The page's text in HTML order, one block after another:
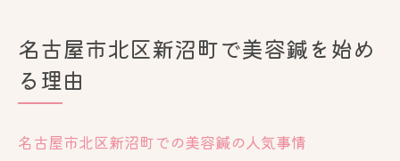
名古屋市北区新沼町で美容鍼を始め
る理由
名古屋市北区新沼町での美容鍼の人気事情